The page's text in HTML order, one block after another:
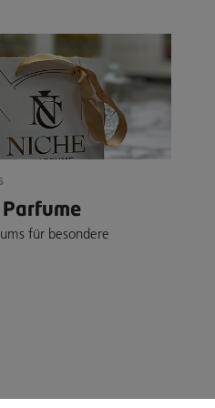
für besondere